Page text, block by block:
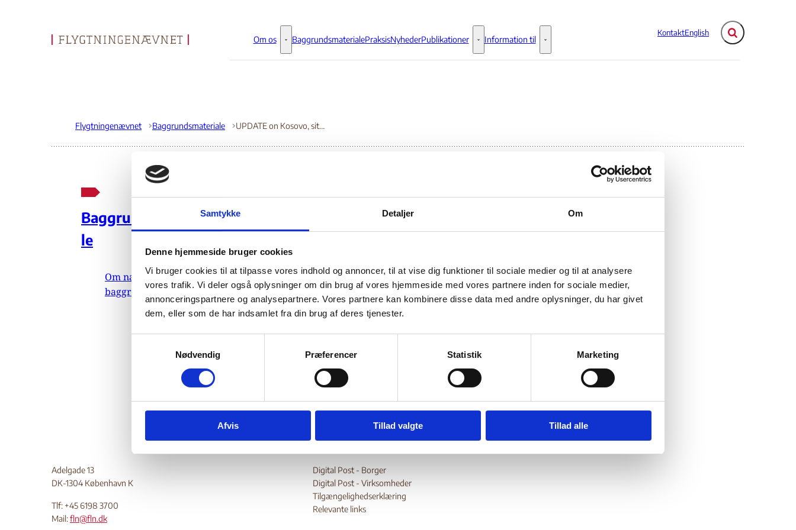
Samtykke Detaljer Om
Denne hjemmeside bruger cookies
Vi bruger cookies til at tilpasse vores indhold og annoncer, til at vise dig funktioner til sociale medier og til at analysere
vores trafik. Vi deler også oplysninger om din brug af vores hjemmeside med vores partnere inden for sociale medier,
annonceringspartnere og analysepartnere. Vores partnere kan kombinere disse data med andre oplysninger, du har givet
dem, eller som de har indsamlet fra din brug af deres tjenester.
v
l
Nødvendig Præferencer Statistik Marketing
Afvis Tillad valgte Tillad alle
Gå til forsiden
KontaktEnglish Fold søgefelt ud
Om os Om os - Flere links
BaggrundsmaterialePraksisNyhederPublikationer Publikationer - Flere links
Information til Information til - Flere links
Flygtningenævnet Baggrundsmateriale UPDATE on Kosovo, situationsrapporter nr. 56-70
Baggrundsmateria
le
Om nævnets
baggrundsmateriale
UPDATE on Kosovo,
situationsrapporter nr. 56-
70
14.10.1998 Bilag 222UN Inter AgencySerbien (II)
UPDATE on Kosovo, situationsrapporter nr. 56-70 (nr. 57 mangler) for perioden
24. august 1998 – 3. november 1998. Indeholder aktuelle oplysninger bl.a.
vedrørende forholdene iKosovo
Adelgade 13
DK-1304 København K
Tlf: +45 6198 3700
Mail:fln@fln.dk
Digital Post - Borger
Digital Post - Virksomheder
Tilgængelighedserklæring
Relevante links